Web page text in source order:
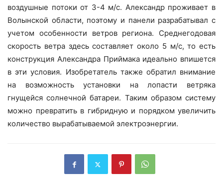
воздушные потоки от 3-4 м/с. Александр проживает в
Волынской области, поэтому и панели разрабатывал с
учетом особенности ветров региона. Среднегодовая
скорость ветра здесь составляет около 5 м/с, то есть
конструкция Александра Приймака идеально впишется
в эти условия. Изобретатель также обратил внимание
на возможность установки на лопасти ветряка
гнущейся солнечной батареи. Таким образом систему
можно превратить в гибридную и порядком увеличить
количество вырабатываемой электроэнергии.